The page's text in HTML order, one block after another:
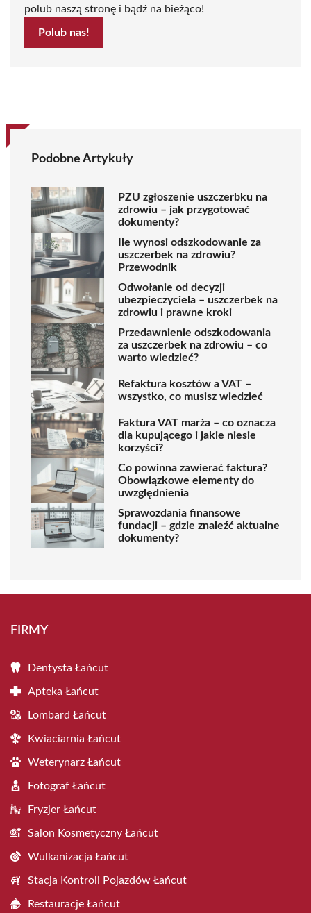
polub naszą stronę i bądź na bieżąco!
Polub nas!
Podobne Artykuły
PZU zgłoszenie uszczerbku na
zdrowiu – jak przygotować
dokumenty?
Ile wynosi odszkodowanie za
uszczerbek na zdrowiu?
Przewodnik
Odwołanie od decyzji
ubezpieczyciela – uszczerbek na
zdrowiu i prawne kroki
Przedawnienie odszkodowania
za uszczerbek na zdrowiu – co
warto wiedzieć?
Refaktura kosztów a VAT –
wszystko, co musisz wiedzieć
Faktura VAT marża – co oznacza
dla kupującego i jakie niesie
korzyści?
Co powinna zawierać faktura?
Obowiązkowe elementy do
uwzględnienia
Sprawozdania finansowe
fundacji – gdzie znaleźć aktualne
dokumenty?
FIRMY
Dentysta Łańcut
Apteka Łańcut
Lombard Łańcut
Kwiaciarnia Łańcut
Weterynarz Łańcut
Fotograf Łańcut
Fryzjer Łańcut
Salon Kosmetyczny Łańcut
Wulkanizacja Łańcut
Stacja Kontroli Pojazdów Łańcut
Restauracje Łańcut